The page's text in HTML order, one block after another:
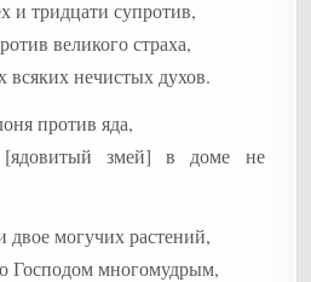
и тридцати супротив,
великого страха,
всяких нечистых духов.
против яда,
змей] в доме не
двое могучих растений,
Господом многомудрым,